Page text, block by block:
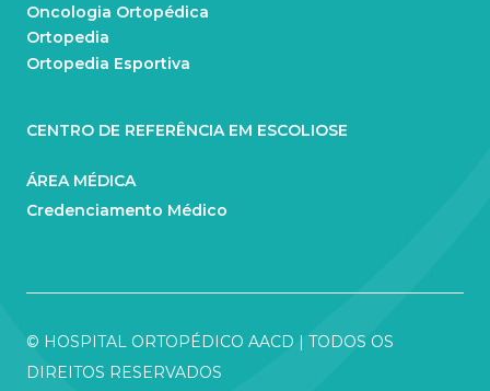
Oncologia Ortopédica
Ortopedia
Ortopedia Esportiva
CENTRO DE REFERÊNCIA EM ESCOLIOSE
ÁREA MÉDICA
Credenciamento Médico
© HOSPITAL ORTOPÉDICO AACD | TODOS OS
DIREITOS RESERVADOS